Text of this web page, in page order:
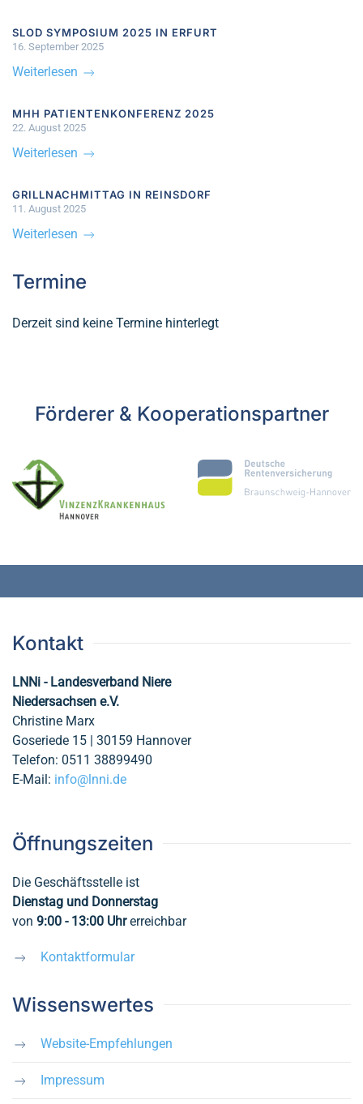
SLOD SYMPOSIUM 2025 IN ERFURT
16. September 2025
Weiterlesen
MHH PATIENTENKONFERENZ 2025
22. August 2025
Weiterlesen
GRILLNACHMITTAG IN REINSDORF
11. August 2025
Weiterlesen
Termine
Derzeit sind keine Termine hinterlegt
Förderer & Kooperationspartner
Kontakt
LNNi - Landesverband Niere
Niedersachsen e.V.
Christine Marx
Goseriede 15 | 30159 Hannover
Telefon: 0511 38899490
E-Mail: info@lnni.de
Öffnungszeiten
Die Geschäftsstelle ist
Dienstag und Donnerstag
von 9:00 - 13:00 Uhrerreichbar
Kontaktformular
Wissenswertes
Website-Empfehlungen
Impressum